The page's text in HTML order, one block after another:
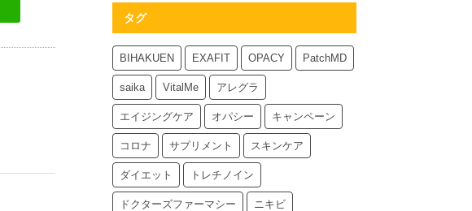
タグ
BIHAKUEN EXAFIT OPACY PatchMD
saika VitalMe アレグラ
エイジングケア オパシー キャンペーン
コロナ サプリメント スキンケア
ダイエット トレチノイン
ドクターズファーマシー ニキビ